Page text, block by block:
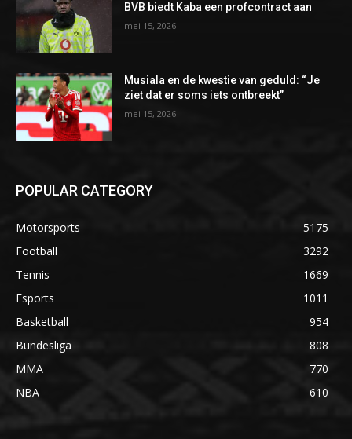
BVB biedt Kaba een profcontract aan
mei 15, 2026
Musiala en de kwestie van geduld: “Je
ziet dat er soms iets ontbreekt”
mei 15, 2026
POPULAR CATEGORY
Motorsports
5175
Football
3292
Tennis
1669
Esports
1011
Basketball
954
Bundesliga
808
MMA
770
NBA
610